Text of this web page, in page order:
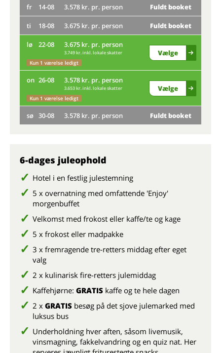
fr 14-08 3.578 kr. pr. person Fuldt booket
ti 18-08 3.675 kr. pr. person Fuldt booket
lø 22-08 3.675 kr. pr. person
3.749 kr. inkl. lokale skatter
Kun 1 værelse ledigt
Vælge
on 26-08 3.578 kr. pr. person
3.653 kr. inkl. lokale skatter
Kun 1 værelse ledigt
Vælge
sø 30-08 3.578 kr. pr. person Fuldt booket
6-dages juleophold
Hotel i en festlig julestemning
5 x overnatning med omfattende 'Enjoy'
morgenbuffet
Velkomst med frokost eller kaffe/te og kage
5 x frokost eller madpakke
3 x fremragende tre-retters middag efter eget
valg
2 x kulinarisk fire-retters julemiddag
Kaffehjørne: GRATIS kaffe og te hele dagen
2 x GRATIS besøg på det sjove julemarked med
luksus bus
Underholdning hver aften, såsom livemusik,
vinsmagning, fakkelvandring og en quiz nat. Her